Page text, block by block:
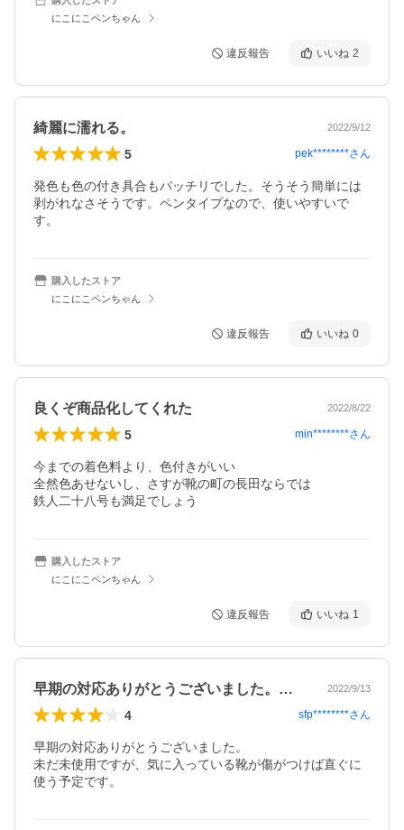
にこにこペンちゃん
違反報告 いいね 2
綺麗に濡れる。 2022/9/12
5 pek********さん
発色も色の付き具合もバッチリでした。そうそう簡単には
剥がれなさそうです。ペンタイプなので、使いやすいで
す。
購入したストア
にこにこペンちゃん
違反報告 いいね 0
良くぞ商品化してくれた 2022/8/22
5 min********さん
今までの着色料より、色付きがいい
全然色あせないし、さすが靴の町の長田ならでは
鉄人二十八号も満足でしょう
購入したストア
にこにこペンちゃん
違反報告 いいね 1
早期の対応ありがとうございました。未だ… 2022/9/13
4 sfp********さん
早期の対応ありがとうございました。
未だ未使用ですが、気に入っている靴が傷がつけば直ぐに
使う予定です。